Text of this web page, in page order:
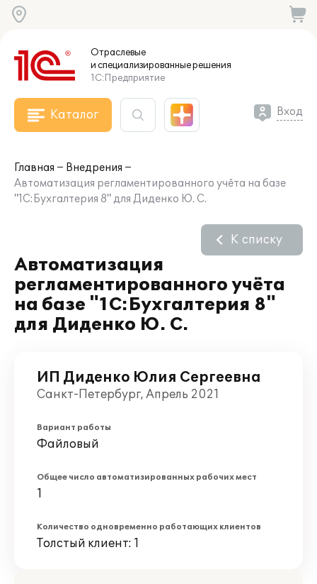
Отраслевые
и специализированныерешения
1С:Предприятие
Каталог Вход
Главная
Внедрения
Автоматизация регламентированного учёта на базе
"1С:Бухгалтерия 8" для Диденко Ю. С.
Автоматизация
регламентированного учёта
на базе "1С:Бухгалтерия 8"
для Диденко Ю. С.
К списку
ИП Диденко Юлия Сергеевна
Санкт-Петербург, Апрель 2021
Вариант работы
Файловый
Общее число автоматизированных рабочих мест
1
Количество одновременно работающих клиентов
Толстый клиент: 1